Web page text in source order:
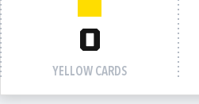
0
YELLOW CARDS